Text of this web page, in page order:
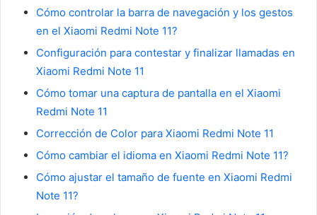
Cómo controlar la barra de navegación y los gestos
en el Xiaomi Redmi Note 11?
Configuración para contestar y finalizar llamadas en
Xiaomi Redmi Note 11
Cómo tomar una captura de pantalla en el Xiaomi
Redmi Note 11
Corrección de Color para Xiaomi Redmi Note 11
Cómo cambiar el idioma en Xiaomi Redmi Note 11?
Cómo ajustar el tamaño de fuente en Xiaomi Redmi
Note 11?